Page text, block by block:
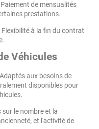
Paiement de mensualités
prestations.
Flexibilité à la fin du contrat
Véhicules
aux besoins de
disponibles pour
sur le nombre et la
et l'activité de